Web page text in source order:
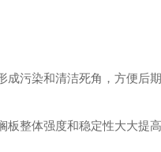
污染和清洁死角，方便后期
整体强度和稳定性大大提